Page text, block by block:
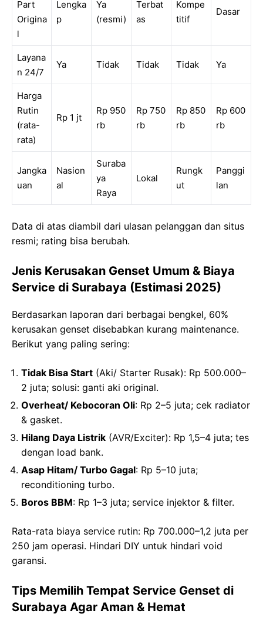
Part
Origina
l
Lengka
p
Ya
(resmi)
Terbat
as
Kompe
titif
Dasar
Layana
n 24/7
Ya Tidak Tidak Tidak Ya
Harga
Rutin
(rata-
rata)
Rp 1 jt
Rp 950
rb
Rp 750
rb
Rp 850
rb
Rp 600
rb
Jangka
uan
Nasion
al
Suraba
ya
Raya
Lokal
Rungk
ut
Panggi
lan
Data di atas diambil dari ulasan pelanggan dan situs
resmi; rating bisa berubah.
Jenis Kerusakan Genset Umum & Biaya
Service di Surabaya (Estimasi 2025)
Berdasarkan laporan dari berbagai bengkel, 60%
kerusakan genset disebabkan kurang maintenance.
Berikut yang paling sering:
Tidak Bisa Start (Aki/ Starter Rusak): Rp 500.000–
2 juta; solusi: ganti aki original.
Overheat/ Kebocoran Oli: Rp 2–5 juta; cek radiator
& gasket.
Hilang Daya Listrik (AVR/Exciter): Rp 1,5–4 juta; tes
dengan load bank.
Asap Hitam/ Turbo Gagal: Rp 5–10 juta;
reconditioning turbo.
Boros BBM: Rp 1–3 juta; service injektor & filter.
Rata-rata biaya service rutin: Rp 700.000–1,2 juta per
250 jam operasi. Hindari DIY untuk hindari void
garansi.
Tips Memilih Tempat Service Genset di
Surabaya Agar Aman & Hemat